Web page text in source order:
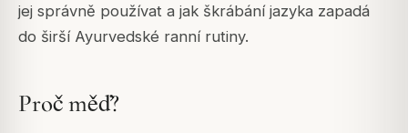
jej správně používat a jak škrábání jazyka zapadá
do širší Ayurvedské ranní rutiny.
Proč měď?